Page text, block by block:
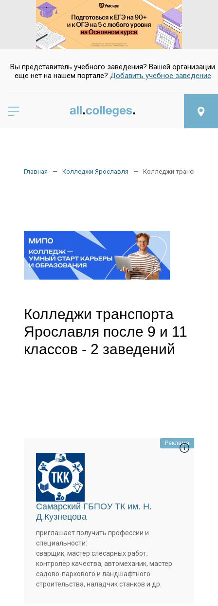
Вы представитель учебного заведения? Вашей организации
еще нет на нашем портале? Добавить учебное заведение
Главная Колледжи Ярославля Колледжи транспорта
Колледжи транспорта
Ярославля после 9 и 11
классов - 2 заведений
Реклама
Самарский ГБПОУ ТК им. Н.
Д.Кузнецова
приглашает получить профессии и
специальности:
сварщик, мастер слесарных работ,
контролёр качества, автомеханик, мастер
садово-паркового и ландшафтного
строительства, наладчик станков и др.